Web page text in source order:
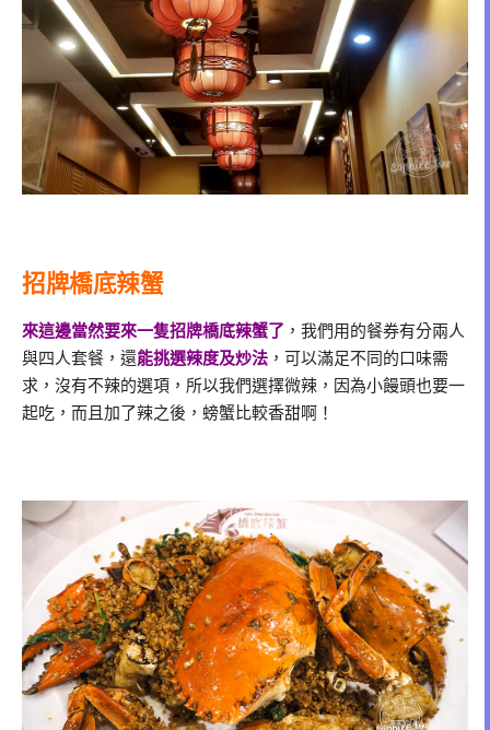
招牌橋底辣蟹
來這邊當然要來一隻招牌橋底辣蟹了 ，我們用的餐券有分兩人
與四人套餐，還能挑選辣度及炒法 ，可以滿足不同的口味需
求，沒有不辣的選項，所以我們選擇微辣，因為小饅頭也要一
起吃，而且加了辣之後，螃蟹比較香甜啊！